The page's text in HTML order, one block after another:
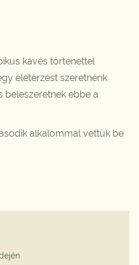
kávés történettel
életérzést szeretnénk
beleszeretnek ebbe a
alkalommal vettük be